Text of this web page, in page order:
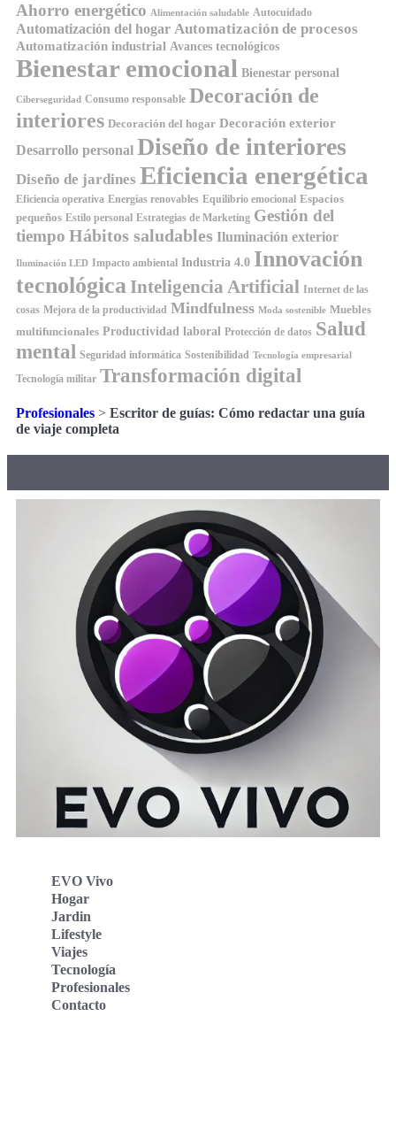
Ahorro energético Alimentación saludable Autocuidado
Automatización del hogar Automatización de procesos
Automatización industrial Avances tecnológicos
Bienestar emocional Bienestar personal
Ciberseguridad Consumo responsable Decoración de
interiores Decoración del hogar Decoración exterior
Desarrollo personal Diseño de interiores
Diseño de jardines Eficiencia energética
Eficiencia operativa Energías renovables Equilibrio emocional Espacios
pequeños Estilo personal Estrategias de Marketing Gestión del
tiempo Hábitos saludables Iluminación exterior
Iluminación LED Impacto ambiental Industria 4.0 Innovación
tecnológica Inteligencia Artificial Internet de las
cosas Mejora de la productividad Mindfulness Moda sostenible Muebles
multifuncionales Productividad laboral Protección de datos Salud
mental Seguridad informática Sostenibilidad Tecnología empresarial
Tecnología militar Transformación digital
Profesionales > Escritor de guías: Cómo redactar una guía
de viaje completa
EVO Vivo
Hogar
Jardin
Lifestyle
Viajes
Tecnología
Profesionales
Contacto